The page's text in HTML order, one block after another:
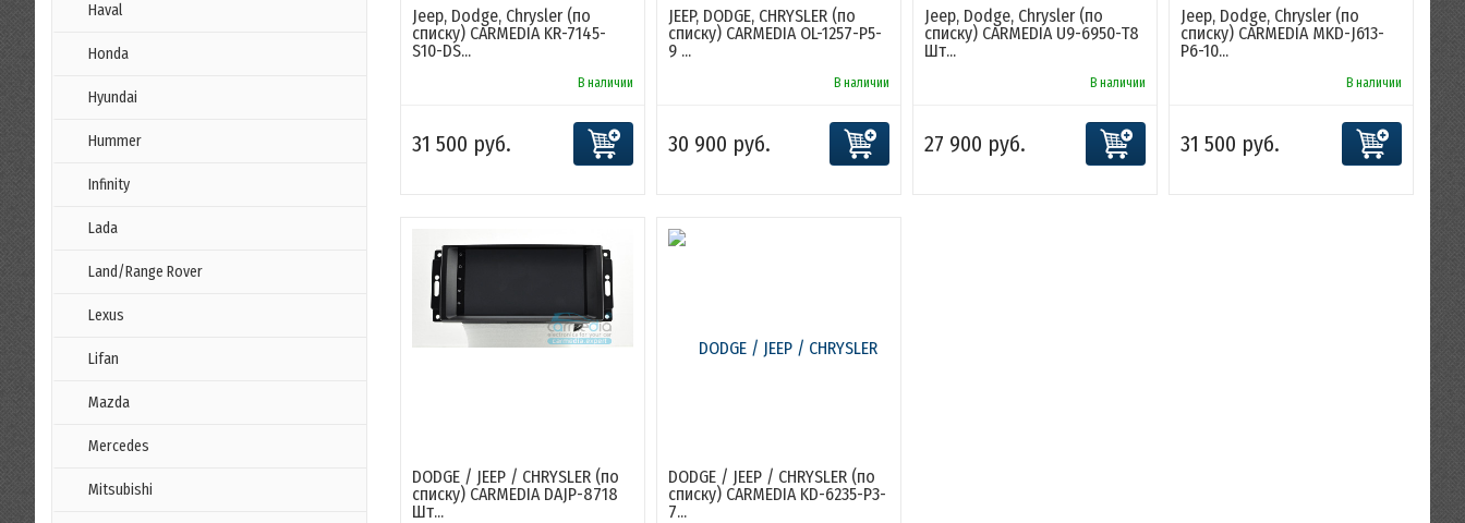
Haval
Honda
Hyundai
Hummer
Infinity
Lada
Land/Range Rover
Lexus
Lifan
Mazda
Mercedes
Mitsubishi
Jeep, Dodge, Chrysler (по
списку) CARMEDIA KR-7145-
S10-DS...
В наличии
31 500 руб.
JEEP, DODGE, CHRYSLER (по
списку) CARMEDIA OL-1257-P5-
9 ...
В наличии
30 900 руб.
Jeep, Dodge, Chrysler (по
списку) CARMEDIA U9-6950-T8
Шт...
В наличии
27 900 руб.
Jeep, Dodge, Chrysler (по
списку) CARMEDIA MKD-J613-
P6-10...
В наличии
31 500 руб.
DODGE / JEEP / CHRYSLER (по
списку) CARMEDIA DAJP-8718
Шт...
DODGE / JEEP / CHRYSLER (по
списку) CARMEDIA KD-6235-P3-
7...